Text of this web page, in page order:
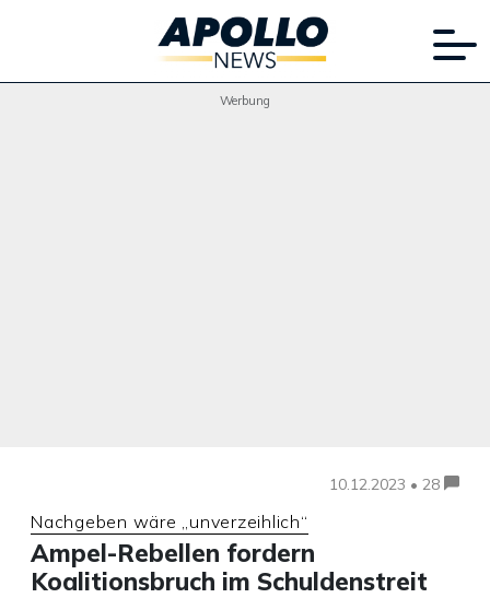
Werbung
10.12.2023 • 28
Nachgeben wäre „unverzeihlich“
Ampel-Rebellen fordern
Koalitionsbruch im Schuldenstreit